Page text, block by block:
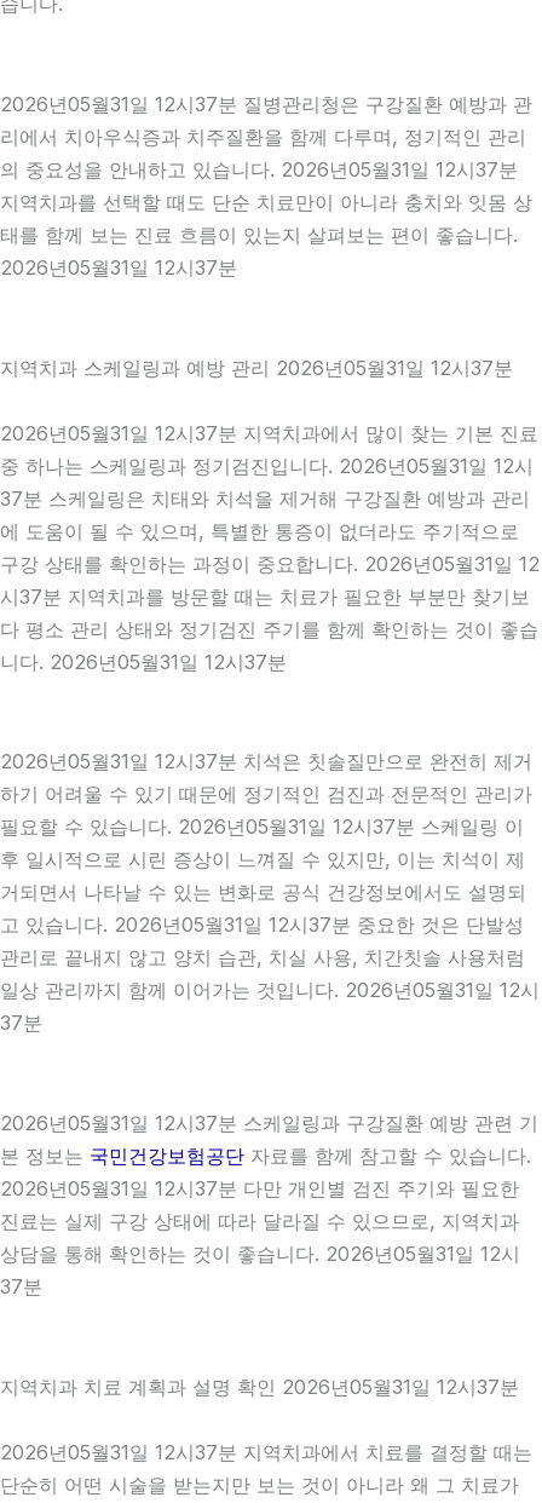
2026년05월31일 12시37분 질병관리청은 구강질환 예방과 관
리에서 치아우식증과 치주질환을 함께 다루며, 정기적인 관리
의 중요성을 안내하고 있습니다. 2026년05월31일 12시37분
지역치과를 선택할 때도 단순 치료만이 아니라 충치와 잇몸 상
태를 함께 보는 진료 흐름이 있는지 살펴보는 편이 좋습니다.
2026년05월31일 12시37분
지역치과 스케일링과 예방 관리 2026년05월31일 12시37분
2026년05월31일 12시37분 지역치과에서 많이 찾는 기본 진료
중 하나는 스케일링과 정기검진입니다. 2026년05월31일 12시
37분 스케일링은 치태와 치석을 제거해 구강질환 예방과 관리
에 도움이 될 수 있으며, 특별한 통증이 없더라도 주기적으로
구강 상태를 확인하는 과정이 중요합니다. 2026년05월31일 12
시37분 지역치과를 방문할 때는 치료가 필요한 부분만 찾기보
다 평소 관리 상태와 정기검진 주기를 함께 확인하는 것이 좋습
니다. 2026년05월31일 12시37분
2026년05월31일 12시37분 치석은 칫솔질만으로 완전히 제거
하기 어려울 수 있기 때문에 정기적인 검진과 전문적인 관리가
필요할 수 있습니다. 2026년05월31일 12시37분 스케일링 이
후 일시적으로 시린 증상이 느껴질 수 있지만, 이는 치석이 제
거되면서 나타날 수 있는 변화로 공식 건강정보에서도 설명되
고 있습니다. 2026년05월31일 12시37분 중요한 것은 단발성
관리로 끝내지 않고 양치 습관, 치실 사용, 치간칫솔 사용처럼
일상 관리까지 함께 이어가는 것입니다. 2026년05월31일 12시
37분
2026년05월31일 12시37분 스케일링과 구강질환 예방 관련 기
본 정보는 국민건강보험공단 자료를 함께 참고할 수 있습니다.
2026년05월31일 12시37분 다만 개인별 검진 주기와 필요한
진료는 실제 구강 상태에 따라 달라질 수 있으므로, 지역치과
상담을 통해 확인하는 것이 좋습니다. 2026년05월31일 12시
37분
지역치과 치료 계획과 설명 확인 2026년05월31일 12시37분
2026년05월31일 12시37분 지역치과에서 치료를 결정할 때는
단순히 어떤 시술을 받는지만 보는 것이 아니라 왜 그 치료가